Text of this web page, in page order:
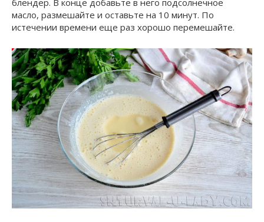
масло, размешайте и оставьте на 10 минут. По
истечении времени еще раз хорошо перемешайте.